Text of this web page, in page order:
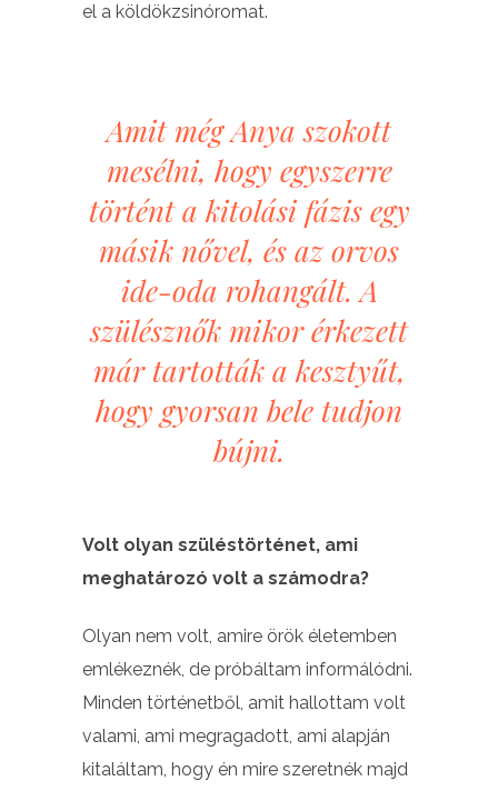
el a köldökzsinóromat.
Amit még Anya szokott
mesélni, hogy egyszerre
történt a kitolási fázis egy
másik nővel, és az orvos
ide-oda rohangált. A
szülésznők mikor érkezett
már tartották a kesztyűt,
hogy gyorsan bele tudjon
bújni.
Volt olyan szüléstörténet, ami
meghatározó volt a számodra?
Olyan nem volt, amire örök életemben
emlékeznék, de próbáltam informálódni.
Minden történetből, amit hallottam volt
valami, ami megragadott, ami alapján
kitaláltam, hogy én mire szeretnék majd